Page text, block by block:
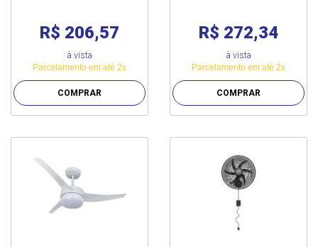
R$ 206,57
à vista
Parcelamento em até 2x
COMPRAR
R$ 272,34
à vista
Parcelamento em até 2x
COMPRAR